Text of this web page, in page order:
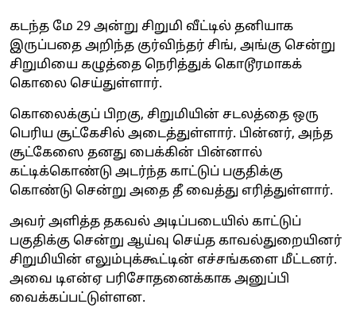
கடந்த மே 29 அன்று சிறுமி வீட்டில் தனியாக
இருப்பதை அறிந்த குர்விந்தர் சிங், அங்கு சென்று
சிறுமியை கழுத்தை நெரித்துக் கொடூரமாகக்
கொலை செய்துள்ளார்.
கொலைக்குப் பிறகு, சிறுமியின் சடலத்தை ஒரு
பெரிய சூட்கேசில் அடைத்துள்ளார். பின்னர், அந்த
சூட்கேஸை தனது பைக்கின் பின்னால்
கட்டிக்கொண்டு அடர்ந்த காட்டுப் பகுதிக்கு
கொண்டு சென்று அதை தீ வைத்து எரித்துள்ளார்.
அவர் அளித்த தகவல் அடிப்படையில் காட்டுப்
பகுதிக்கு சென்று ஆய்வு செய்த காவல்துறையினர்
சிறுமியின் எலும்புக்கூட்டின் எச்சங்களை மீட்டனர்.
அவை டிஎன்ஏ பரிசோதனைக்காக அனுப்பி
வைக்கப்பட்டுள்ளன.